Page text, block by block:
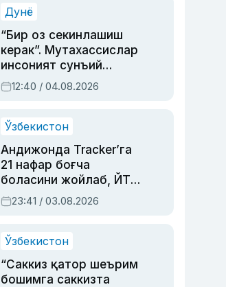
синовларга тўла ҳаёти
Дунё
“Бир оз секинлашиш
керак”. Мутахассислар
инсоният сунъий
интеллектни бошқара
олмай қолишидан
12:40 / 04.08.2026
Ўзбекистон
Андижонда Tracker’га
21 нафар боғча
боласини жойлаб, ЙТҲ
содир этган аёлга суд
ҳукми ўқилди
23:41 / 03.08.2026
Ўзбекистон
“Саккиз қатор шеърим
бошимга саккизта